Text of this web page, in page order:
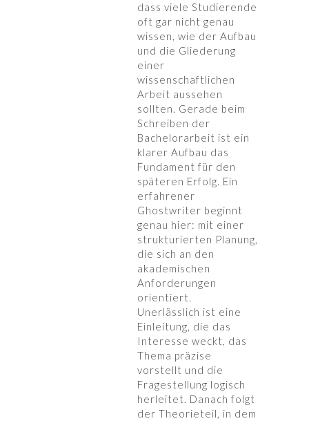
dass viele Studierende
oft gar nicht genau
wissen, wie der Aufbau
und die Gliederung
einer
wissenschaftlichen
Arbeit aussehen
sollten. Gerade beim
Schreiben der
Bachelorarbeit ist ein
klarer Aufbau das
Fundament für den
späteren Erfolg. Ein
erfahrener
Ghostwriter beginnt
genau hier: mit einer
strukturierten Planung,
die sich an den
akademischen
Anforderungen
orientiert.
Unerlässlich ist eine
Einleitung, die das
Interesse weckt, das
Thema präzise
vorstellt und die
Fragestellung logisch
herleitet. Danach folgt
der Theorieteil, in dem